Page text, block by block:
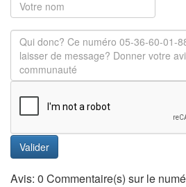
Valider
Avis: 0 Commentaire(s) sur le